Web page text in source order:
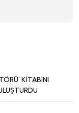
KİTABINI